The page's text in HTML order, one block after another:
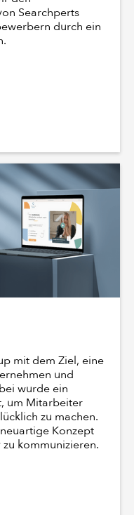
Searchperts
durch ein
mit dem Ziel, eine
und
wurde ein
um Mitarbeiter
zu machen.
Konzept
kommunizieren.